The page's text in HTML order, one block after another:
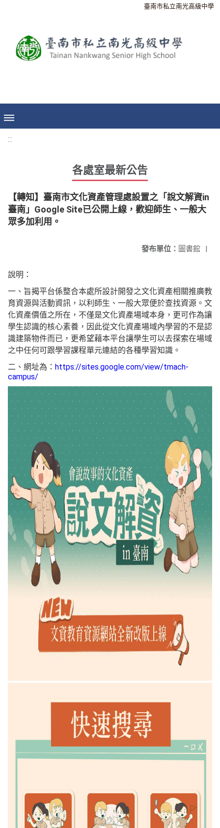
臺南市私立南光高級中學
:::
各處室最新公告
【轉知】臺南市文化資產管理處設置之「說文解資in
臺南」Google Site已公開上線，歡迎師生、一般大
眾多加利用。
發布單位： 圖書館 |
說明：
一、旨揭平台係整合本處所設計開發之文化資產相關推廣教
育資源與活動資訊，以利師生、一般大眾便於查找資源。文
化資產價值之所在，不僅是文化資產場域本身，更可作為讓
學生認識的核心素養，因此從文化資產場域內學習的不是認
識建築物件而已，更希望藉本平台讓學生可以去探索在場域
之中任何可跟學習課程單元連結的各種學習知識。
二、網址為： https://sites.google.com/view/tmach-
campus/